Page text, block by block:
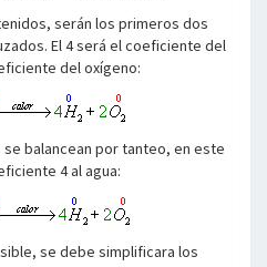
serán los primeros dos
El 4 será el coeficiente del
del oxígeno:
balancean por tanteo, en este
4 al agua:
se debe simplificara los